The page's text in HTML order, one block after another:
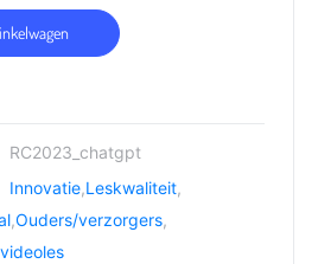
RC2023_chatgpt
Innovatie,Leskwaliteit,
,Ouders/verzorgers,
videoles